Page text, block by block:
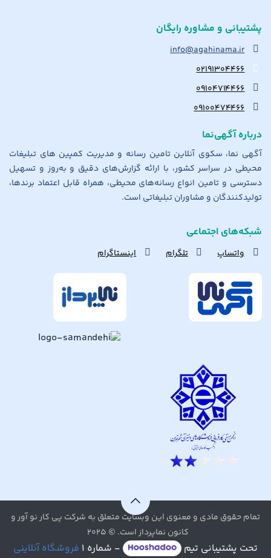
پشتیبانی و مشاوره رایگان
info@agahinama.ir
۰۲۱۹۱۳۰۴۴۶۶
۰۹۱۰۴۷۱۴۴۶۶
۰۹۱۰۰۴۷۴۴۶۶
درباره آگهی‌نما
آگهی نما، سکوی آنلاین تامین رسانه و مدیریت کمپین های تبلیغات
محیطی در سراسر کشور، با ارائه گزارش‌های دقیق و به‌روز و تسهیل
دسترسی و تامین انواع رسانه‌های محیطی، همراه قابل اعتماد برندها،
تولیدکنندگان و مشاوران تبلیغاتی است.
شبکه‌های اجتماعی
واتساپ تلگرام اینستاگرام
تمام حقوق مادی و معنوی این وبسایت متعلق به شرکت پی کار نو آور و
کانون نماپرداز است. © ۲۰۲۵
تحت پشتیبانی تیم - شماره ۱ فروشگاه آنلاینی